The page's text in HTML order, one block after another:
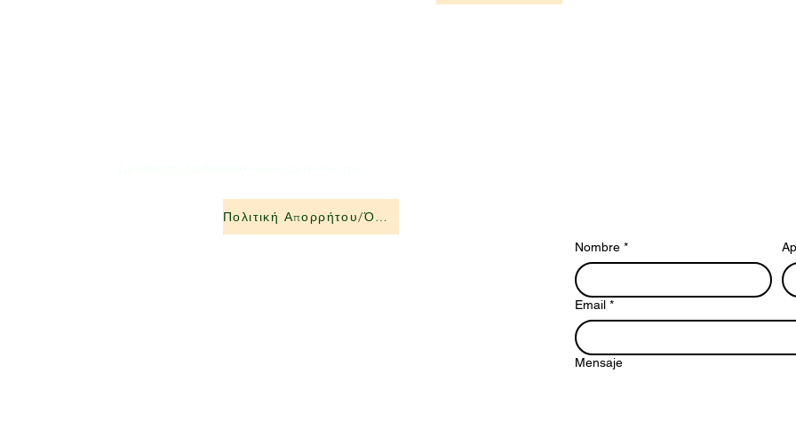
Πολιτική Απορρήτου/Όροι-Προϋποθέσεις
Nombre *
Email *
Mensaje